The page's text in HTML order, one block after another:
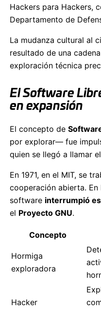
Hackers para Hackers,
Departamento de
La mudanza cultural al
resultado de una
exploración técnica
El Software
en expansión
El concepto de
por explorar— fue
quien se llegó a llamar
En 1971, en el MIT, se
cooperación abierta.
software interrumpió
el Proyecto GNU.
Concepto
Hormiga
exploradora
Hacker